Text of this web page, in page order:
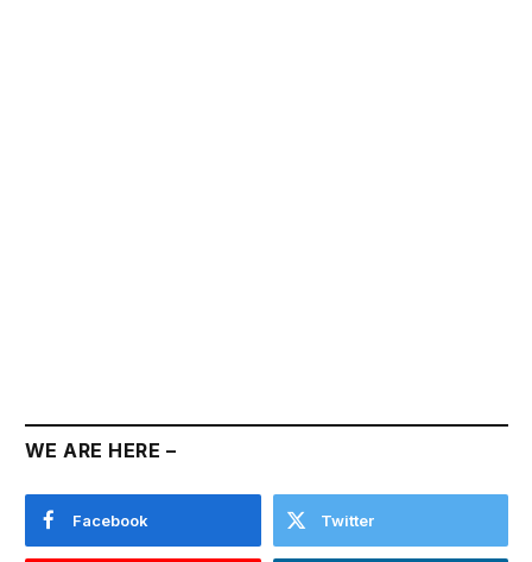
WE ARE HERE –
Facebook Twitter